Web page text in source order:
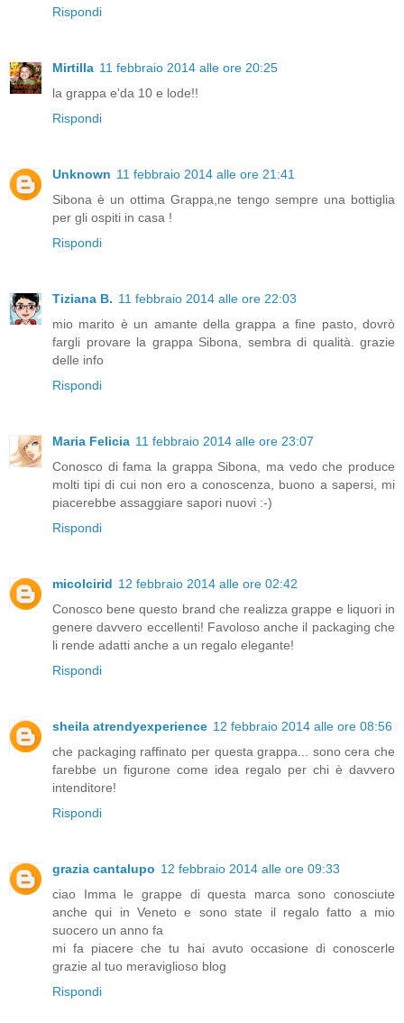
Rispondi
Mirtilla 11 febbraio 2014 alle ore 20:25
la grappa e'da 10 e lode!!
Rispondi
Unknown 11 febbraio 2014 alle ore 21:41
Sibona è un ottima Grappa,ne tengo sempre una bottiglia
per gli ospiti in casa !
Rispondi
Tiziana B. 11 febbraio 2014 alle ore 22:03
mio marito è un amante della grappa a fine pasto, dovrò
fargli provare la grappa Sibona, sembra di qualità. grazie
delle info
Rispondi
Maria Felicia 11 febbraio 2014 alle ore 23:07
Conosco di fama la grappa Sibona, ma vedo che produce
molti tipi di cui non ero a conoscenza, buono a sapersi, mi
piacerebbe assaggiare sapori nuovi :-)
Rispondi
micolcirid 12 febbraio 2014 alle ore 02:42
Conosco bene questo brand che realizza grappe e liquori in
genere davvero eccellenti! Favoloso anche il packaging che
li rende adatti anche a un regalo elegante!
Rispondi
sheila atrendyexperience 12 febbraio 2014 alle ore 08:56
che packaging raffinato per questa grappa... sono cera che
farebbe un figurone come idea regalo per chi è davvero
intenditore!
Rispondi
grazia cantalupo 12 febbraio 2014 alle ore 09:33
ciao Imma le grappe di questa marca sono conosciute
anche qui in Veneto e sono state il regalo fatto a mio
suocero un anno fa
mi fa piacere che tu hai avuto occasione di conoscerle
grazie al tuo meraviglioso blog
Rispondi